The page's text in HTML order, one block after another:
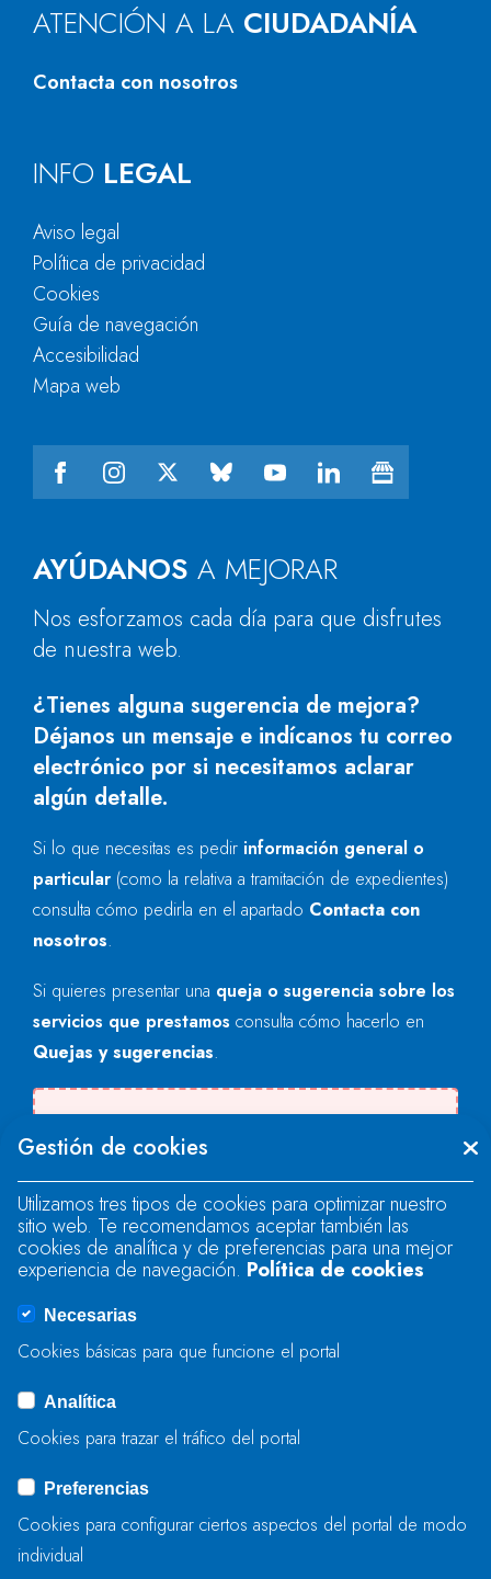
ATENCIÓN A LA CIUDADANÍA
Contacta con nosotros
AYÚDANOS A MEJORAR
Nos esforzamos cada día para que disfrutes
de nuestra web.
¿Tienes alguna sugerencia de mejora?
Déjanos un mensaje e indícanos tu correo
electrónico por si necesitamos aclarar
algún detalle.
Si lo que necesitas es pedir información general o
particular (como la relativa a tramitación de expedientes)
consulta cómo pedirla en el apartado Contacta con
nosotros.
Si quieres presentar una queja o sugerencia sobre los
servicios que prestamos consulta cómo hacerlo en
Quejas y sugerencias.
"text" field.
There was an error when loading the
"text" field.
There was an error when loading the
BIDALI
INFO LEGAL
Aviso legal
Política de privacidad
Cookies
Guía de navegación
Accesibilidad
Mapa web
Gestión de cookies
Utilizamos tres tipos de cookies para optimizar nuestro
sitio web. Te recomendamos aceptar también las
cookies de analítica y de preferencias para una mejor
experiencia de navegación. Política de cookies
Necesarias
Cookies básicas para que funcione el portal
Analítica
Cookies para trazar el tráfico del portal
Preferencias
Cookies para configurar ciertos aspectos del portal de modo
individual